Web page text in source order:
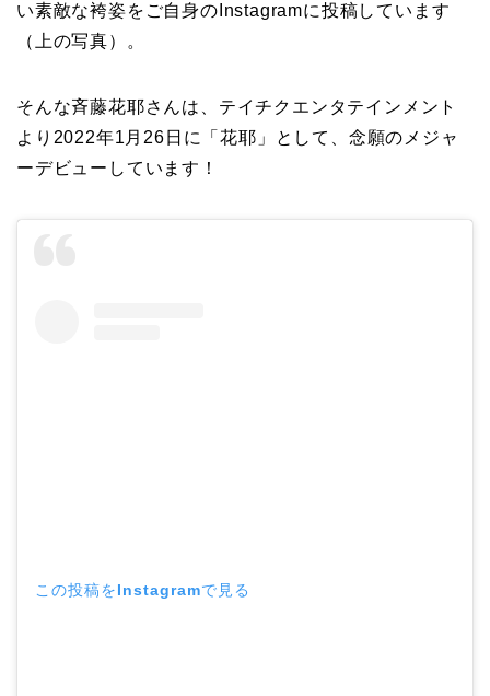
い素敵な袴姿をご自身のInstagramに投稿しています
（上の写真）。
そんな斉藤花耶さんは、テイチクエンタテインメント
より2022年1月26日に「花耶」として、念願のメジャ
ーデビューしています！
この投稿をInstagramで見る